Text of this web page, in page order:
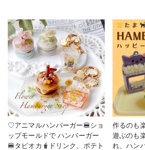
♡アニマルハンバーガー🍔ショ
ップモールドで ハンバーガー
🍔タピオカ🧋ドリンク、ポテト
作るのも
遊ぶのも
れ、ハン